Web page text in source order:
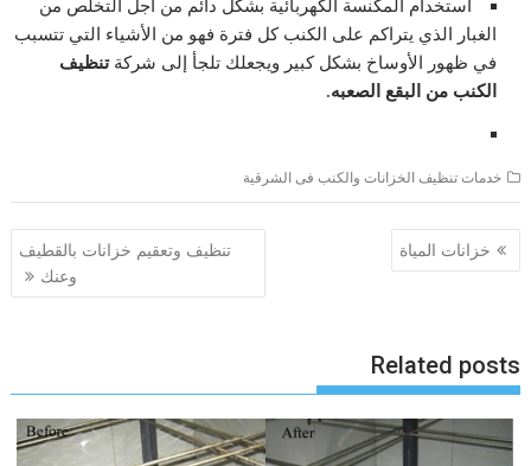
الغبار الذي يتراكم على الكنب كل فترة فهو من الأشياء التي تتسبب
في ظهور الأوساخ بشكل كبير ويجعلك تلجأ إلى شركةتنظيف
الكنب من البقع الصعبه.
خدمات تنظيف الخزانات والكنب فى الشرقية
تصفّح
المقالات
خزانات المياة
تنظيف وتعقيم خزانات بالقطيف
وعنك
Related posts